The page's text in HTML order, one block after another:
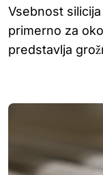
Vsebnost
primerno za
predstavlja